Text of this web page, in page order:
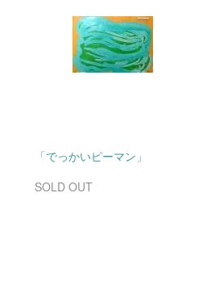
「でっかいピーマン」
SOLD OUT